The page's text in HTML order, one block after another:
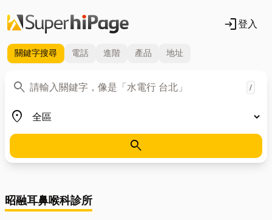
login登入
關鍵字搜尋 電話 進階 產品 地址
search
關鍵字 /
place
地區
search
昭融耳鼻喉科診所